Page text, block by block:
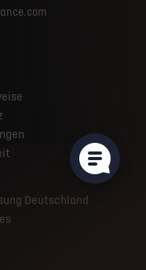
Deutschland